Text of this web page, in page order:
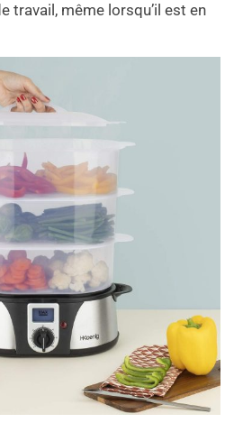
travail, même lorsqu’il est en